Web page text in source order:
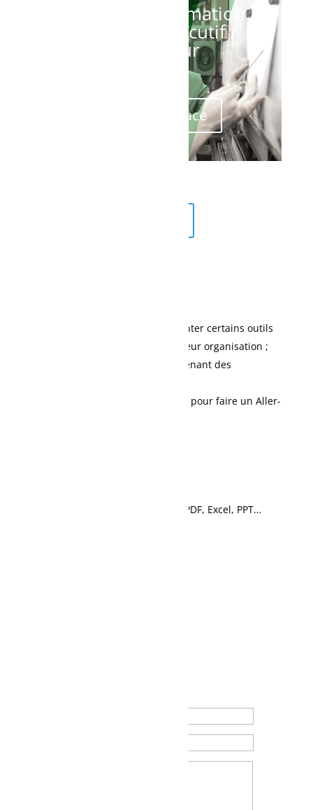
Réservez la formation
Promoteur exécutif /
Yellow Belt pour
Réservez votre place
Les participants devront présenter certains outils
basés sur des cas vécus dans leur organisation ;
Discussions de cas précis provenant des
Visite d’un site ou département pour faire un Aller-
Matériel de formation en PDF, Excel, PPT…